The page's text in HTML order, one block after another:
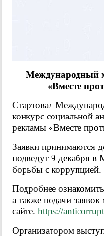
Международный
«Вместе
Стартовал
конкурс социальной
рекламы «Вместе
Заявки принимаются
подведут 9 декабря
борьбы с коррупцией.
Подробнее
а также подачи
сайте. https://
Организатором